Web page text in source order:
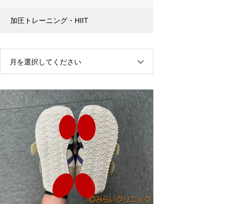
加圧トレーニング・HIIT
月を選択してください